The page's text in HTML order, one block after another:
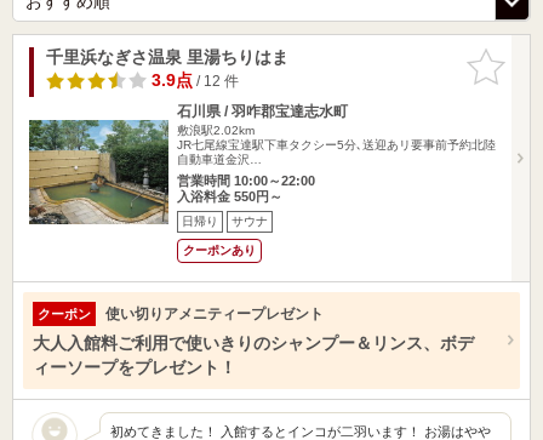
お気に入
りに追加
千里浜なぎさ温泉 里湯ちりはま
3.9点/ 12 件
石川県 / 羽咋郡宝達志水町
敷浪駅2.02km
JR七尾線宝達駅下車タクシー5分､送迎あリ要事前予約北陸
自動車道金沢…
営業時間 10:00～22:00
入浴料金 550円～
日帰り サウナ
クーポンあり
クーポン 使い切りアメニティープレゼント
大人入館料ご利用で使いきりのシャンプー＆リンス、ボデ
ィーソープをプレゼント！
初めてきました！ 入館するとインコが二羽います！ お湯はやや